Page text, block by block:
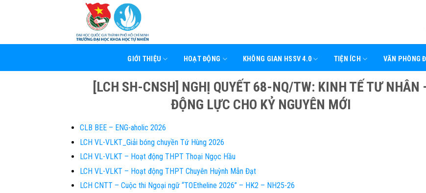
GIỚI THIỆU HOẠT ĐỘNG KHÔNG GIAN HSSV 4.0 TIỆN ÍCH VĂN PHÒNG
[LCH SH-CNSH] NGHỊ QUYẾT 68-NQ/TW: KINH TẾ TƯ NHÂN
ĐỘNG LỰC CHO KỶ NGUYÊN MỚI
CLB BEE – ENG-aholic 2026
LCH VL-VLKT_Giải bóng chuyền Tứ Hùng 2026
LCH VL-VLKT – Hoạt động THPT Thoại Ngọc Hầu
LCH VL-VLKT – Hoạt động THPT Chuyên Huỳnh Mẫn Đạt
LCH CNTT – Cuộc thi Ngoại ngữ “TOEtheline 2026” – HK2 – NH25-26